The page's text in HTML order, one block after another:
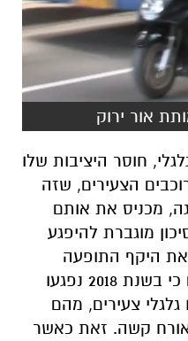
אור ירוק
חוסר היציבות שלו
הצעירים, שזה
מכניס את אותם
לקבוצת סיכון מוגברת להיפגע
את היקף התופעה
המדאיגה, אור ירוק חושפים כי בשנת 2018 נפגעו
695 רוכבי דו גלגלי צעירים, מהם
127 נפצעו באורח קשה. זאת כאשר